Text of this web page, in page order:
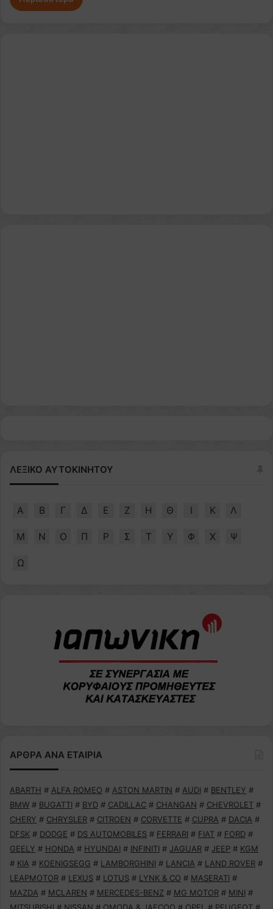
ΛΕΞΙΚΟ ΑΥΤΟΚΙΝΗΤΟΥ
Α Β Γ Δ Ε Ζ Η Θ Ι Κ Λ
Μ Ν Ο Π Ρ Σ Τ Υ Φ Χ Ψ
Ω
ΑΡΘΡΑ ΑΝΑ ΕΤΑΙΡΙΑ
ABARTH # ALFA ROMEO # ASTON MARTIN # AUDI # BENTLEY #
BMW # BUGATTI # BYD # CADILLAC # CHANGAN # CHEVROLET #
CHERY # CHRYSLER # CITROEN # CORVETTE # CUPRA # DACIA #
DFSK # DODGE # DS AUTOMOBILES # FERRARI # FIAT # FORD #
GEELY # HONDA # HYUNDAI # INFINITI # JAGUAR # JEEP # KGM
# KIA # KOENIGSEGG # LAMBORGHINI # LANCIA # LAND ROVER #
LEAPMOTOR # LEXUS # LOTUS # LYNK & CO # MASERATI #
MAZDA # MCLAREN # MERCEDES-BENZ # MG MOTOR # MINI #
MITSUBISHI # NISSAN # OMODA & JAECOO # OPEL # PEUGEOT #